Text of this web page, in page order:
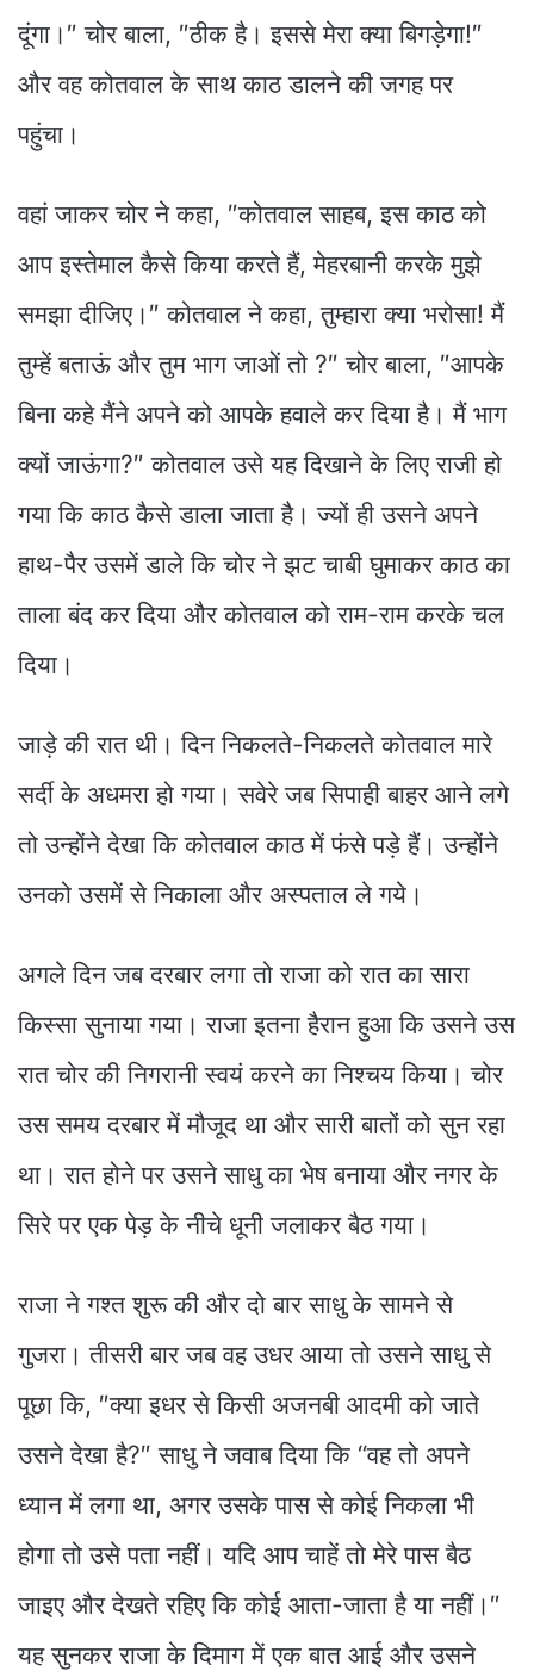
दूंगा।″ चोर बाला, ″ठीक है। इससे मेरा क्या बिगड़ेगा!″
और वह कोतवाल के साथ काठ डालने की जगह पर
पहुंचा।
वहां जाकर चोर ने कहा, ″कोतवाल साहब, इस काठ को
आप इस्तेमाल कैसे किया करते हैं, मेहरबानी करके मुझे
समझा दीजिए।″ कोतवाल ने कहा, तुम्हारा क्या भरोसा! मैं
तुम्हें बताऊं और तुम भाग जाओं तो ?″ चोर बाला, ″आपके
बिना कहे मैंने अपने को आपके हवाले कर दिया है। मैं भाग
क्यों जाऊंगा?″ कोतवाल उसे यह दिखाने के लिए राजी हो
गया कि काठ कैसे डाला जाता है। ज्यों ही उसने अपने
हाथ-पैर उसमें डाले कि चोर ने झट चाबी घुमाकर काठ का
ताला बंद कर दिया और कोतवाल को राम-राम करके चल
दिया।
जाड़े की रात थी। दिन निकलते-निकलते कोतवाल मारे
सर्दी के अधमरा हो गया। सवेरे जब सिपाही बाहर आने लगे
तो उन्होंने देखा कि कोतवाल काठ में फंसे पड़े हैं। उन्होंने
उनको उसमें से निकाला और अस्पताल ले गये।
अगले दिन जब दरबार लगा तो राजा को रात का सारा
किस्सा सुनाया गया। राजा इतना हैरान हुआ कि उसने उस
रात चोर की निगरानी स्वयं करने का निश्चय किया। चोर
उस समय दरबार में मौजूद था और सारी बातों को सुन रहा
था। रात होने पर उसने साधु का भेष बनाया और नगर के
सिरे पर एक पेड़ के नीचे धूनी जलाकर बैठ गया।
राजा ने गश्त शुरू की और दो बार साधु के सामने से
गुजरा। तीसरी बार जब वह उधर आया तो उसने साधु से
पूछा कि, ″क्या इधर से किसी अजनबी आदमी को जाते
उसने देखा है?″ साधु ने जवाब दिया कि “वह तो अपने
ध्यान में लगा था, अगर उसके पास से कोई निकला भी
होगा तो उसे पता नहीं। यदि आप चाहें तो मेरे पास बैठ
जाइए और देखते रहिए कि कोई आता-जाता है या नहीं।″
यह सुनकर राजा के दिमाग में एक बात आई और उसने